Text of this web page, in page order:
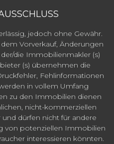
jedoch ohne Gewähr.
Vorverkauf, Änderungen
die Immobilienmakler (s)
(s) übernehmen die
Fehlinformationen
in vollem Umfang
zu den Immobilien dienen
nicht-kommerziellen
dürfen nicht für andere
von potenziellen Immobilien
interessieren könnten.